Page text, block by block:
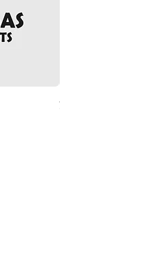
方向盤環總成 -